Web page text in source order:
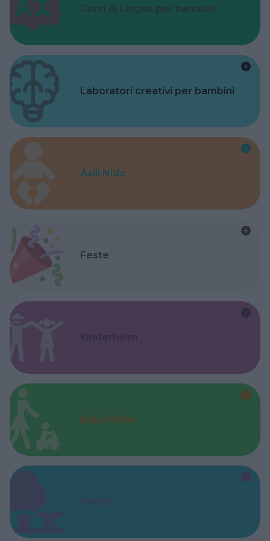
Corsi di Lingua per bambini
Laboratori creativi per bambini
Asili Nido
Feste
Kinderheim
Baby Sitter
Parchi